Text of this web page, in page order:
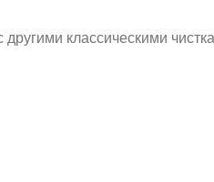
классическими